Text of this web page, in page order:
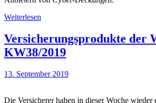
Weiterlesen
Versicherungsprodukte der
KW38/2019
13. September 2019
Die Versicherer haben in dieser Woche wieder